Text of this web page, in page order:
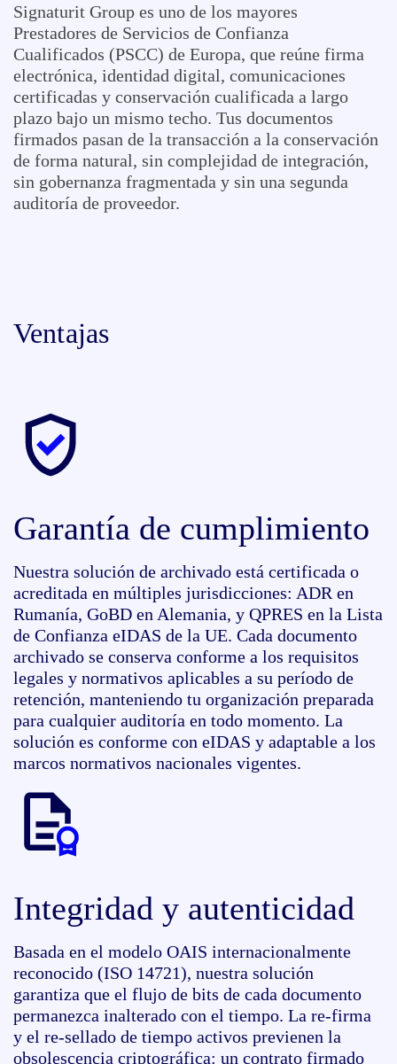
Signaturit Group es uno de los mayores
Prestadores de Servicios de Confianza
Cualificados (PSCC) de Europa, que reúne firma
electrónica, identidad digital, comunicaciones
certificadas y conservación cualificada a largo
plazo bajo un mismo techo. Tus documentos
firmados pasan de la transacción a la conservación
de forma natural, sin complejidad de integración,
sin gobernanza fragmentada y sin una segunda
auditoría de proveedor.
Ventajas
Garantía de cumplimiento
Nuestra solución de archivado está certificada o
acreditada en múltiples jurisdicciones: ADR en
Rumanía, GoBD en Alemania, y QPRES en la Lista
de Confianza eIDAS de la UE. Cada documento
archivado se conserva conforme a los requisitos
legales y normativos aplicables a su período de
retención, manteniendo tu organización preparada
para cualquier auditoría en todo momento. La
solución es conforme con eIDAS y adaptable a los
marcos normativos nacionales vigentes.
Integridad y autenticidad
Basada en el modelo OAIS internacionalmente
reconocido (ISO 14721), nuestra solución
garantiza que el flujo de bits de cada documento
permanezca inalterado con el tiempo. La re-firma
y el re-sellado de tiempo activos previenen la
obsolescencia criptográfica: un contrato firmado